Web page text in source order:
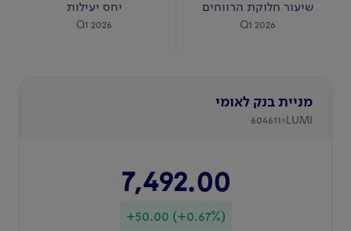
שיעור חלוקת הרווחים
Q1 2026
יחס יעילות
Q1 2026
מניית בנק לאומי
LUMI
604611
7,492.00
+50.00 (+0.67%)